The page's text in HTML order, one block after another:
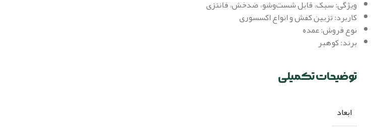
ویژگی: سبک، قابل شست‌وشو، ضدخش، فانتزی
کاربرد: تزیین کفش و انواع اکسسوری
نوع فروش: عمده
برند: کوهبر
توضیحات تکمیلی
ابعاد